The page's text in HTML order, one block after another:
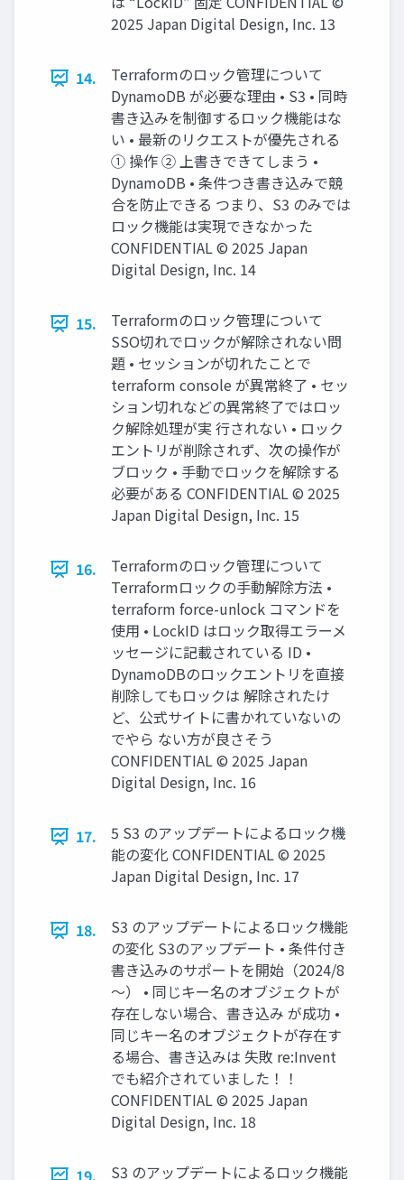
2025 Japan Digital Design, Inc. 13
14.
Terraformのロック管理について
DynamoDB が必要な理由 • S3 • 同時
書き込みを制御するロック機能はな
い • 最新のリクエストが優先される
① 操作 ② 上書きできてしまう •
DynamoDB • 条件つき書き込みで競
合を防止できる つまり、S3 のみでは
ロック機能は実現できなかった
CONFIDENTIAL © 2025 Japan
Digital Design, Inc. 14
15.
Terraformのロック管理について
SSO切れでロックが解除されない問
題 • セッションが切れたことで
terraform console が異常終了 • セッ
ション切れなどの異常終了ではロッ
ク解除処理が実 行されない • ロック
エントリが削除されず、次の操作が
ブロック • 手動でロックを解除する
必要がある CONFIDENTIAL © 2025
Japan Digital Design, Inc. 15
16.
Terraformのロック管理について
Terraformロックの手動解除方法 •
terraform force-unlock コマンドを
使用 • LockID はロック取得エラーメ
ッセージに記載されている ID •
DynamoDBのロックエントリを直接
削除してもロックは 解除されたけ
ど、公式サイトに書かれていないの
でやら ない方が良さそう
CONFIDENTIAL © 2025 Japan
Digital Design, Inc. 16
17.
5 S3 のアップデートによるロック機
能の変化 CONFIDENTIAL © 2025
Japan Digital Design, Inc. 17
18.
S3 のアップデートによるロック機能
の変化 S3のアップデート • 条件付き
書き込みのサポートを開始（2024/8
～） • 同じキー名のオブジェクトが
存在しない場合、書き込み が成功 •
同じキー名のオブジェクトが存在す
る場合、書き込みは 失敗 re:Invent
でも紹介されていました！！
CONFIDENTIAL © 2025 Japan
Digital Design, Inc. 18
S3 のアップデートによるロック機能